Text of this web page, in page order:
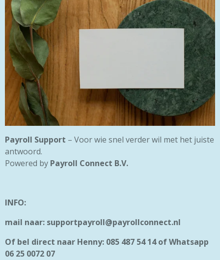
Payroll Support – Voor wie snel verder wil met het juiste
antwoord.
Powered by Payroll Connect B.V.
INFO:
mail naar: supportpayroll@payrollconnect.nl
Of bel direct naar Henny: 085 487 54 14 of Whatsapp
06 25 0072 07